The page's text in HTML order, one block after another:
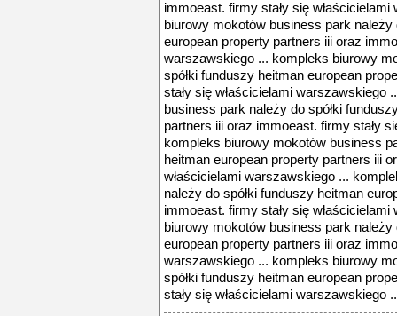
immoeast. firmy stały się
biurowy mokotów business park należy
european property partners iii oraz
warszawskiego ... kompleks biurowy
spółki funduszy heitman european
stały się właścicielami warszawskiego
business park należy do spółki
partners iii oraz immoeast. firmy stały
kompleks biurowy mokotów business
heitman european property partners iii
właścicielami warszawskiego ...
należy do spółki funduszy heitman
immoeast. firmy stały się
biurowy mokotów business park należy
european property partners iii oraz
warszawskiego ... kompleks biurowy
spółki funduszy heitman european
stały się właścicielami warszawskiego